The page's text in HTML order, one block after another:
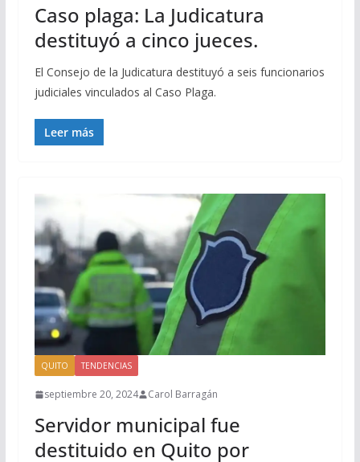
Caso plaga: La Judicatura
destituyó a cinco jueces.
El Consejo de la Judicatura destituyó a seis funcionarios
judiciales vinculados al Caso Plaga.
Leer más
QUITO TENDENCIAS
septiembre 20, 2024 Carol Barragán
Servidor municipal fue
destituido en Quito por